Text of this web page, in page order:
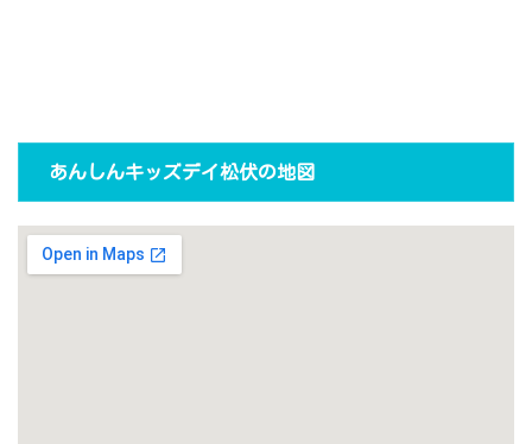
あんしんキッズデイ松伏の地図